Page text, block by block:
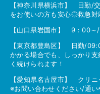
【神奈川県横浜市】 日勤/
をお使いの方も安心◎救急対
【山口県岩国市】 9：00
【東京都豊島区】 日勤/
かかる場合でも、しっかり
く続けられます！
【愛知県名古屋市】 クリ
※お問い合わせください/通